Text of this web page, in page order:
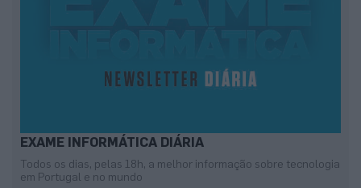
EXAME INFORMÁTICA DIÁRIA
Todos os dias, pelas 18h, a melhor informação sobre tecnologia
em Portugal e no mundo